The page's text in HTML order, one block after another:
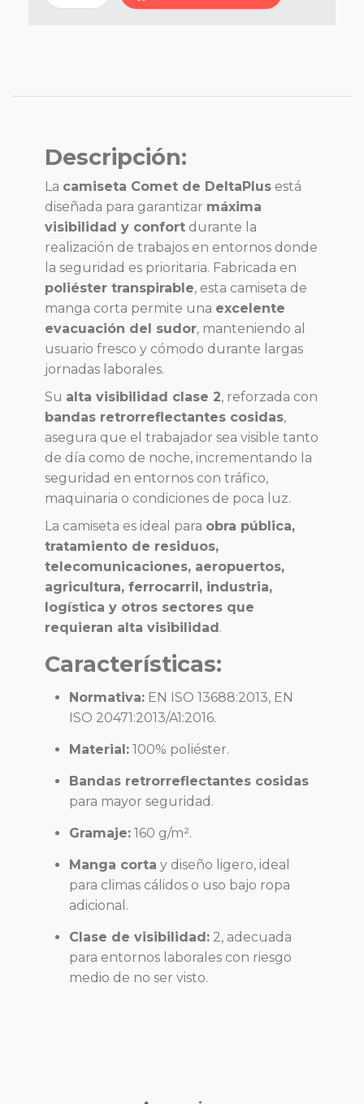
Descripción:
La camiseta Comet de DeltaPlus está
diseñada para garantizar máxima
visibilidad y confort durante la
realización de trabajos en entornos donde
la seguridad es prioritaria. Fabricada en
poliéster transpirable, esta camiseta de
manga corta permite una excelente
evacuación del sudor, manteniendo al
usuario fresco y cómodo durante largas
jornadas laborales.
Su alta visibilidad clase 2, reforzada con
bandas retrorreflectantes cosidas,
asegura que el trabajador sea visible tanto
de día como de noche, incrementando la
seguridad en entornos con tráfico,
maquinaria o condiciones de poca luz.
La camiseta es ideal para obra pública,
tratamiento de residuos,
telecomunicaciones, aeropuertos,
agricultura, ferrocarril, industria,
logística y otros sectores que
requieran alta visibilidad .
Características:
Normativa: EN ISO 13688:2013, EN
ISO 20471:2013/A1:2016.
Material: 100% poliéster.
Bandas retrorreflectantes cosidas
para mayor seguridad.
Gramaje: 160 g/m².
Manga corta y diseño ligero, ideal
para climas cálidos o uso bajo ropa
adicional.
Clase de visibilidad: 2, adecuada
para entornos laborales con riesgo
medio de no ser visto.